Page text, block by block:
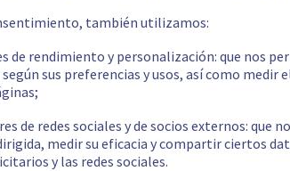
también utilizamos:
de rendimiento y personalización: que nos
sus preferencias y usos, así como medir
de redes sociales y de socios externos: que
medir su eficacia y compartir ciertos
y las redes sociales.